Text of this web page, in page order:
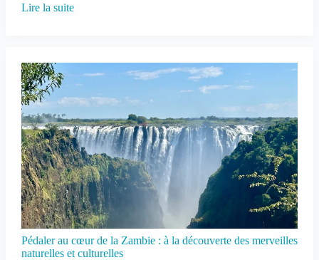
Lire la suite
Pédaler au cœur de la Zambie : à la découverte des merveilles
naturelles et culturelles